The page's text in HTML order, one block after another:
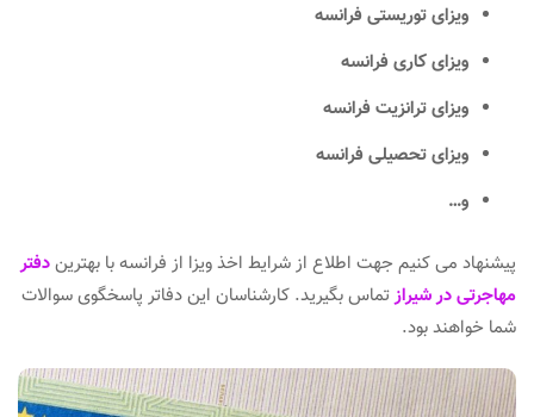
ویزای توریستی فرانسه
ویزای کاری فرانسه
ویزای ترانزیت فرانسه
ویزای تحصیلی فرانسه
و…
پیشنهاد می کنیم جهت اطلاع از شرایط اخذ ویزا از فرانسه با بهتریندفتر
مهاجرتی در شیرازتماس بگیرید. کارشناسان این دفاتر پاسخگوی سوالات
شما خواهند بود.